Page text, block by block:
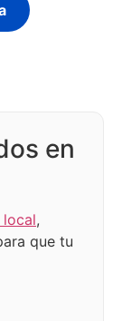
en
local,
que tu